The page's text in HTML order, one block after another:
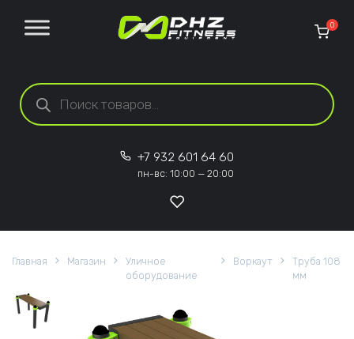
Поиск товаров
0
+7 932 601 64 60
пн-вс: 10:00 — 20:00
Главная Магазин
Уличное
оборудование
Воркаут
Труба 108
мм